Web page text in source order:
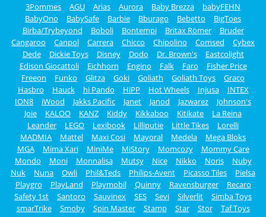
3Pommes AGU Arias Aurora Baby Brezza
babyFEHN
BabyOno
BabySafe Barbie Bburago Bebetto
BigToes
Birba/Trybeyond
Boboli Bontempi Britax Römer
Bruder
Cangaroo
Canpol Carrera Chicco Chipolino Comsed
Cybex
Dede
Dickie Toys Disney Dodo Dr. Brown's
Eastcolight
Edison Giocattoli
Eichhorn Engino Falk Faro
Fisher Price
Freeon
Funko Glitza Goki Goliath Goliath Toys
Graco
Hasbro
Hauck hi Pando HiPP Hot Wheels Injusa
INTEX
ION8
iWood Jakks Pacific Janet Janod Jazwarez
Johnson's
Joie
KALOO KANZ Kiddy Kikkaboo Kitikate
La Reina
Leander
LEGO Lexibook Lilliputie Little Tikes
Lorelli
MADMIA
Mattel Maxi Cosi Mayoral Medela
Mega Bloks
MGA
Mima Xari MiniMe MiStory Momcozy
Mommy Care
Mondo
Moni Monnalisa Mutsy Nice Nikko Noris
Nuby
Nuk
Nuna Owli Phil&Teds Philips-Avent Picasso Tiles
Pielsa
Playgro
PlayLand Playmobil Quinny Ravensburger
Recaro
Safety 1st
Santoro Sauvinex SES Sevi Silverlit
Simba Toys
smarTrike
Smoby Spin Master Stamp Star Stor
Taf Toys